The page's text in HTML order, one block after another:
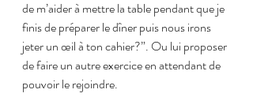
de m’aider à mettre la table pendant que je
finis de préparer le dîner puis nous irons
jeter un œil à ton cahier?”. Ou lui proposer
de faire un autre exercice en attendant de
pouvoir le rejoindre.